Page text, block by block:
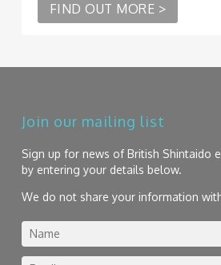
FIND OUT MORE >
Join our mailing list
Sign up for news of British Shintaido
by entering your details below.
We do not share your information